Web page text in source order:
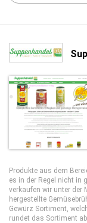
Produkte aus dem
es in der Regel nicht in
verkaufen wir unter der
hergestellte
Gewürz Sortiment,
rundet das Sortiment